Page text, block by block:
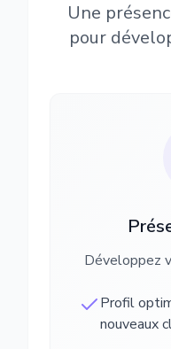
Une
pour
Développez
Profil
nouveaux